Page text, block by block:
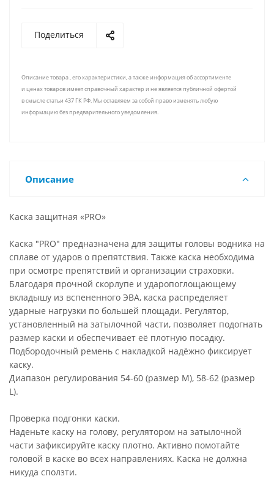
Поделиться
Описание товара , его характеристики, а также информация об ассортименте
и ценах товаров имеет справочный характер и не является публичной офертой
в смысле статьи 437 ГК РФ. Мы оставляем за собой право изменять любую
информацию без предварительного уведомления.
Описание
Каска защитная «PRO»
Каска "PRO" предназначена для защиты головы водника на
сплаве от ударов о препятствия. Также каска необходима
при осмотре препятствий и организации страховки.
Благодаря прочной скорлупе и ударопоглощающему
вкладышу из вспененного ЭВА, каска распределяет
ударные нагрузки по большей площади. Регулятор,
установленный на затылочной части, позволяет подогнать
размер каски и обеспечивает её плотную посадку.
Подбородочный ремень с накладкой надёжно фиксирует
каску.
Диапазон регулирования 54-60 (размер М), 58-62 (размер
L).
Проверка подгонки каски.
Наденьте каску на голову, регулятором на затылочной
части зафиксируйте каску плотно. Активно помотайте
головой в каске во всех направлениях. Каска не должна
никуда сползти.